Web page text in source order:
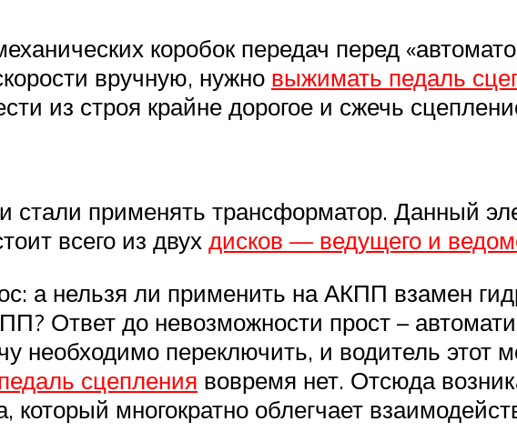
коробок передач перед
вручную, нужно выжимать педаль
из строя крайне дорогое и сжечь
стали применять трансформатор. Данный
всего из двух дисков — ведущего и
а нельзя ли применить на АКПП взамен
Ответ до невозможности прост –
необходимо переключить, и водитель этот
сцепления вовремя нет. Отсюда
который многократно облегчает